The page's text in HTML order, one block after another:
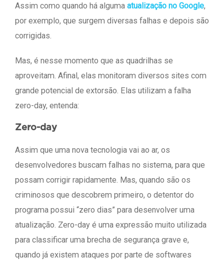
Assim como quando há alguma atualização no Google,
por exemplo, que surgem diversas falhas e depois são
corrigidas.
Mas, é nesse momento que as quadrilhas se
aproveitam. Afinal, elas monitoram diversos sites com
grande potencial de extorsão. Elas utilizam a falha
zero-day, entenda:
Zero-day
Assim que uma nova tecnologia vai ao ar, os
desenvolvedores buscam falhas no sistema, para que
possam corrigir rapidamente. Mas, quando são os
criminosos que descobrem primeiro, o detentor do
programa possui “zero dias” para desenvolver uma
atualização. Zero-day é uma expressão muito utilizada
para classificar uma brecha de segurança grave e,
quando já existem ataques por parte de softwares